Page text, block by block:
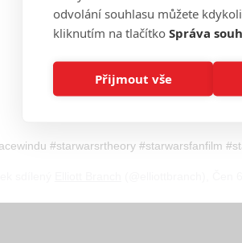
#starwarsrtheory #starwarsfanfilm
odvolání souhlasu můžete
kliknutím na tlačítko Správa
Přijmout vše